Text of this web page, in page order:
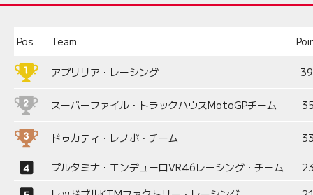
Pos. Team
アプリリア・レーシング
スーパーファイル・トラックハウスMotoGPチーム
ドゥカティ・レノボ・チーム
プルタミナ・エンデューロVR46レーシング・チーム